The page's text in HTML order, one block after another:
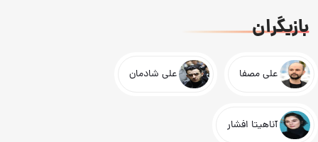
بازیگران
علی مصفا علی شادمان
آناهیتا افشار